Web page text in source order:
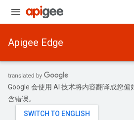
Apigee Edge
Google 会使用 AI 技术将内容翻译成您偏
含错误。